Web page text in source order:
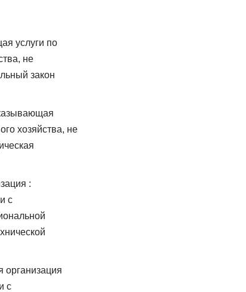
услуги по
не
закон
хозяйства, не
:
с
организация
с